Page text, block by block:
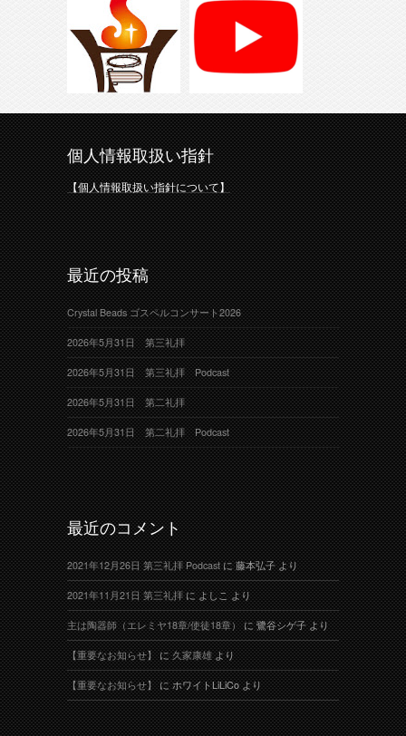
個人情報取扱い指針
【個人情報取扱い指針について】
最近の投稿
Crystal Beads ゴスペルコンサート2026
2026年5月31日 第三礼拝
2026年5月31日 第三礼拝 Podcast
2026年5月31日 第二礼拝
2026年5月31日 第二礼拝 Podcast
最近のコメント
2021年12月26日 第三礼拝 Podcastに藤本弘子より
2021年11月21日 第三礼拝によしこより
主は陶器師（エレミヤ18章/使徒18章）に鷺谷シゲ子より
【重要なお知らせ】に久家康雄より
【重要なお知らせ】にホワイトLiLiCoより